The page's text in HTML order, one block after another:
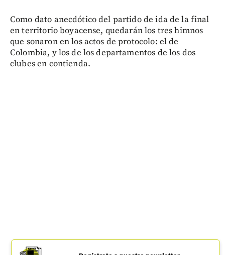
Como dato anecdótico del partido de ida de la final
en territorio boyacense, quedarán los tres himnos
que sonaron en los actos de protocolo: el de
Colombia, y los de los departamentos de los dos
clubes en contienda.